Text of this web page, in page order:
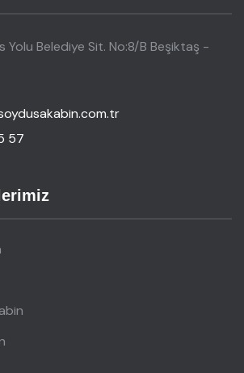
Yolu Belediye Sit. No:8/B Beşiktaş -
57